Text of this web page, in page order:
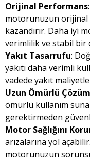
Orijinal Performans
motorunuzun orijinal
kazandırır. Daha iyi
verimlilik ve stabil bir
Yakıt Tasarrufu:
yakıtı daha verimli
vadede yakıt
Uzun Ömürlü Çözüm
ömürlü kullanım
gerektirmeden
Motor Sağlığını
arızalarına yol
motorunuzun